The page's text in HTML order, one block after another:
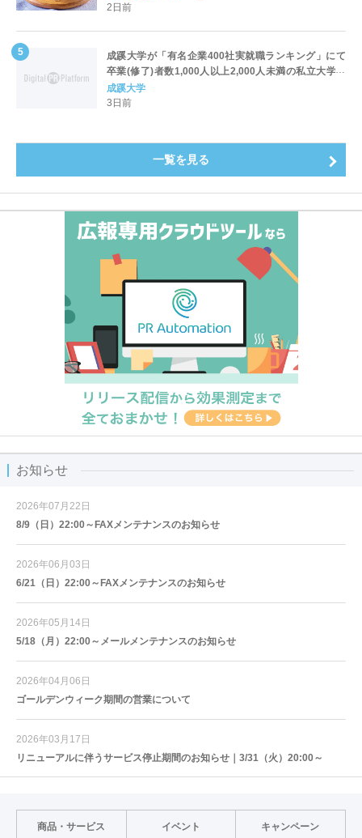
2日前
成蹊大学が「有名企業400社実就職ランキング」にて
卒業(修了)者数1,000人以上2,000人未満の私立大学で
全国第1位を獲得！～実就職率は26.5%（前年比＋
4.3pt）に伸長、東京の私立大学でも10位にランクイン
成蹊大学
3日前
一覧を見る
お知らせ
2026年07月22日
8/9（日）22:00～FAXメンテナンスのお知らせ
2026年06月03日
6/21（日）22:00～FAXメンテナンスのお知らせ
2026年05月14日
5/18（月）22:00～メールメンテナンスのお知らせ
2026年04月06日
ゴールデンウィーク期間の営業について
2026年03月17日
リニューアルに伴うサービス停止期間のお知らせ｜3/31（火）20:00～
商品・サービス イベント キャンペーン